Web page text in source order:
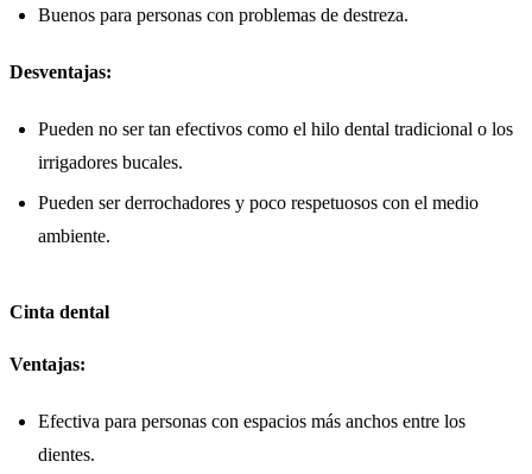
Buenos para personas con problemas de destreza.
Desventajas:
Pueden no ser tan efectivos como el hilo dental tradicional o los
irrigadores bucales.
Pueden ser derrochadores y poco respetuosos con el medio
ambiente.
Cinta dental
Ventajas:
Efectiva para personas con espacios más anchos entre los
dientes.